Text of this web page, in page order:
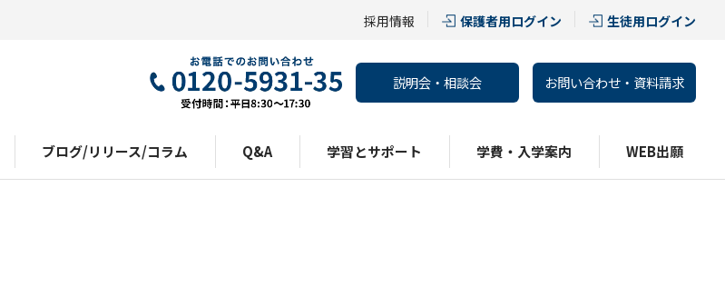
採用情報 保護者用ログイン 生徒用ログイン
説明会・相談会 お問い合わせ・資料請求
ブログ/リリース/コラム Q&A 学習とサポート 学費・入学案内 WEB出願